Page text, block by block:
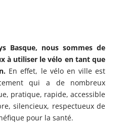
Basque, nous sommes de
à utiliser le vélo en tant que
En effet, le vélo en ville est
qui a de nombreux
pratique, rapide, accessible
silencieux, respectueux de
pour la santé.